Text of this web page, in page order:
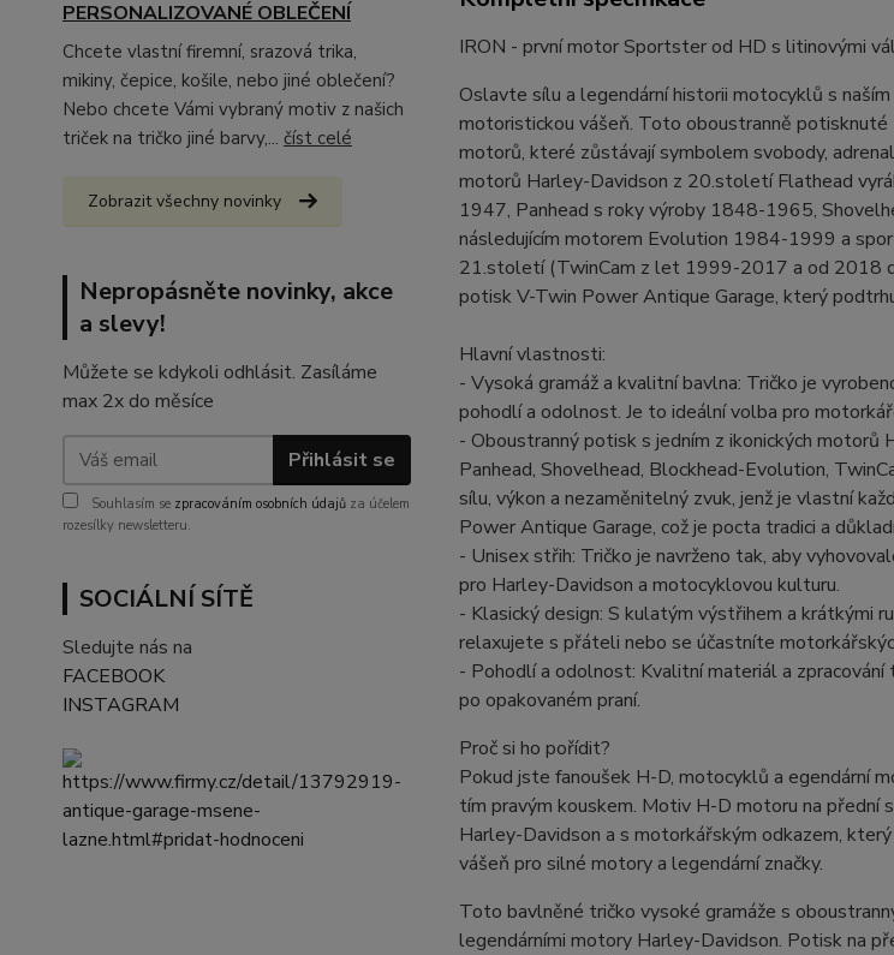
PERSONALIZOVANÉ OBLEČENÍ
Chcete vlastní firemní, srazová trika,
mikiny, čepice, košile, nebo jiné oblečení?
Nebo chcete Vámi vybraný motiv z našich
triček na tričko jiné barvy,... číst celé
Zobrazit všechny novinky
Nepropásněte novinky, akce
a slevy!
Můžete se kdykoli odhlásit. Zasíláme
max 2x do měsíce
Přihlásit se
Souhlasím se zpracováním osobních údajů za účelem
rozesílky newsletteru.
SOCIÁLNÍ SÍTĚ
Sledujte nás na
FACEBOOK
INSTAGRAM
IRON - první motor Sportster od HD s litinovými
Oslavte sílu a legendární historii motocyklů s
motoristickou vášeň. Toto oboustranně
motorů, které zůstávají symbolem svobody,
motorů Harley-Davidson z 20.století Flathead
1947, Panhead s roky výroby 1848-1965,
následujícím motorem Evolution 1984-1999 a
21.století (TwinCam z let 1999-2017 a od 2018
potisk V-Twin Power Antique Garage, který
Hlavní vlastnosti:
- Vysoká gramáž a kvalitní bavlna: Tričko je
pohodlí a odolnost. Je to ideální volba pro
- Oboustranný potisk s jedním z ikonických motorů
Panhead, Shovelhead, Blockhead-Evolution,
sílu, výkon a nezaměnitelný zvuk, jenž je vlastní
Power Antique Garage, což je pocta tradici a
- Unisex střih: Tričko je navrženo tak, aby
pro Harley-Davidson a motocyklovou kulturu.
- Klasický design: S kulatým výstřihem a krátkými
relaxujete s přáteli nebo se účastníte
- Pohodlí a odolnost: Kvalitní materiál a zpracování
po opakovaném praní.
Proč si ho pořídit?
Pokud jste fanoušek H-D, motocyklů a egendární
tím pravým kouskem. Motiv H-D motoru na přední
Harley-Davidson a s motorkářským odkazem,
vášeň pro silné motory a legendární značky.
Toto bavlněné tričko vysoké gramáže s
legendárními motory Harley-Davidson. Potisk na